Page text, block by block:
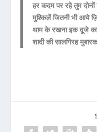
हर कदम पर रहे तुम
मुश्किलें जितनी भी आये
थाम के रखना इक दूजे
शादी की सालगिरह